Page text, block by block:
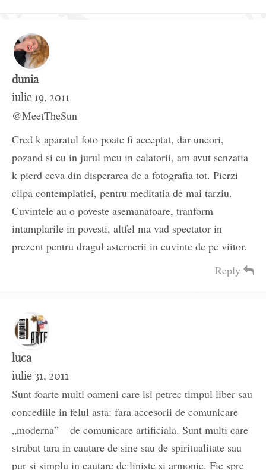
dunia
iulie 19, 2011
@MeetTheSun
Cred k aparatul foto poate fi acceptat, dar uneori,
pozand si eu in jurul meu in calatorii, am avut senzatia
k pierd ceva din disperarea de a fotografia tot. Pierzi
clipa contemplatiei, pentru meditatia de mai tarziu.
Cuvintele au o poveste asemanatoare, tranform
intamplarile in povesti, altfel ma vad spectator in
prezent pentru dragul asternerii in cuvinte de pe viitor.
Reply
luca
iulie 31, 2011
Sunt foarte multi oameni care isi petrec timpul liber sau
concediile in felul asta: fara accesorii de comunicare
„moderna” – de comunicare artificiala. Sunt multi care
strabat tara in cautare de sine sau de spiritualitate sau
pur si simplu in cautare de liniste si armonie. Fie spre